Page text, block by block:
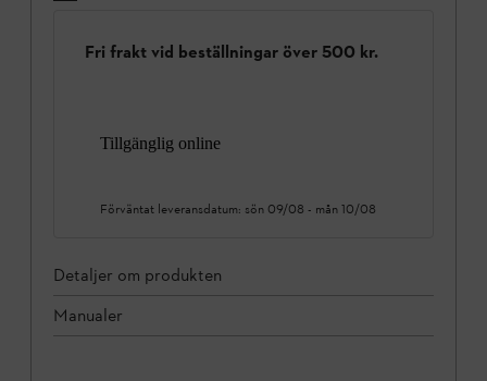
Fri frakt vid beställningar över 500 kr.
Tillgänglig online
Förväntat leveransdatum: sön 09/08 - mån 10/08
Detaljer om produkten
Manualer